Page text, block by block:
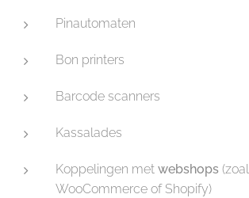
Pinautomaten
Bon printers
Barcode scanners
Kassalades
Koppelingen met webshops
WooCommerce of Shopify)